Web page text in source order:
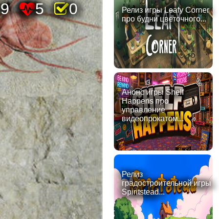
5 0
Релиз игры Leafy Corner
про будни цветочного...
Анонс игры Shelf
Happens про
управление
видеопрокатом...
Релиз
градостроительной игры
Spiritstead...